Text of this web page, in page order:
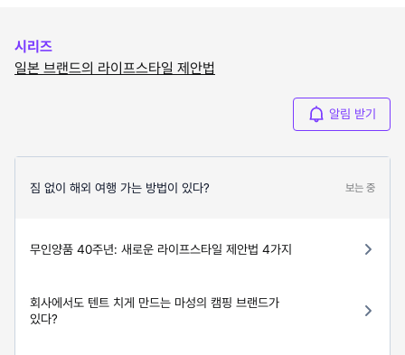
시리즈
일본 브랜드의 라이프스타일 제안법
알림 받기
짐 없이 해외 여행 가는 방법이 있다? 보는 중
무인양품 40주년: 새로운 라이프스타일 제안법 4가지
회사에서도 텐트 치게 만드는 마성의 캠핑 브랜드가
있다?